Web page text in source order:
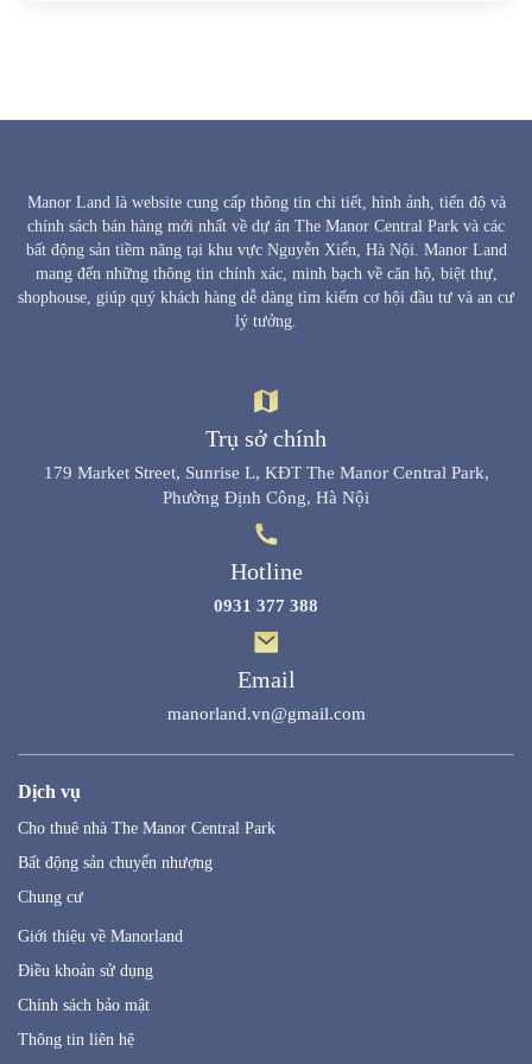
Manor Land là website cung cấp thông tin chi tiết, hình ảnh, tiến độ và
chính sách bán hàng mới nhất về dự án The Manor Central Park và các
bất động sản tiềm năng tại khu vực Nguyễn Xiển, Hà Nội. Manor Land
mang đến những thông tin chính xác, minh bạch về căn hộ, biệt thự,
shophouse, giúp quý khách hàng dễ dàng tìm kiếm cơ hội đầu tư và an cư
lý tưởng.
Trụ sở chính
179 Market Street, Sunrise L, KĐT The Manor Central Park,
Phường Định Công, Hà Nội
Hotline
0931 377 388
Email
manorland.vn@gmail.com
Dịch vụ
Cho thuê nhà The Manor Central Park
Bất động sản chuyển nhượng
Chung cư
Giới thiệu về Manorland
Điều khoản sử dụng
Chính sách bảo mật
Thông tin liên hệ